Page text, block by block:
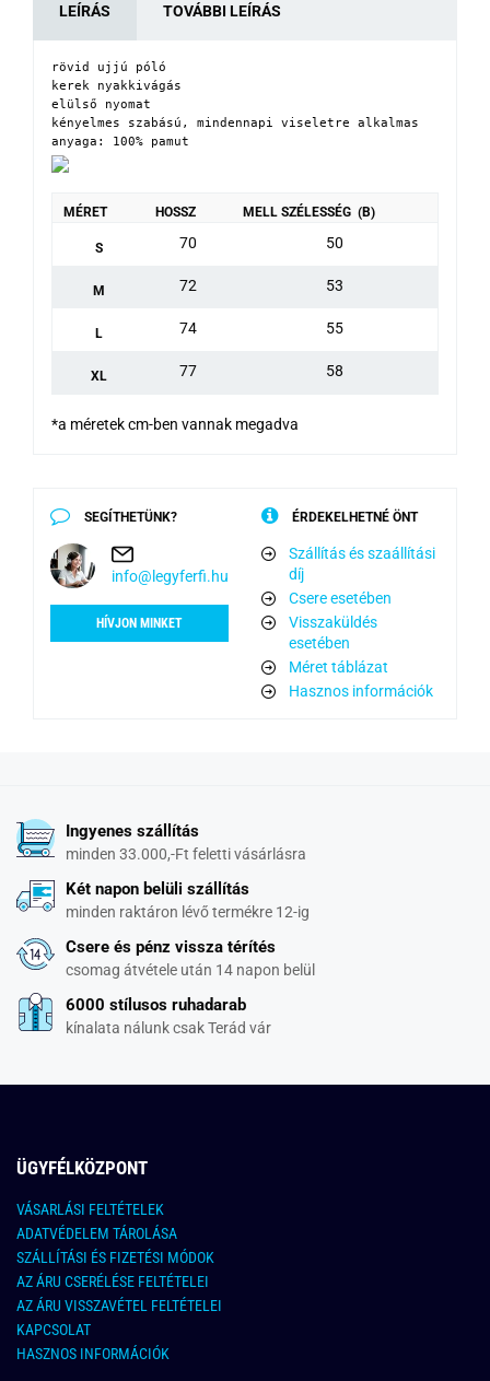
LEÍRÁS TOVÁBBI LEÍRÁS
rövid ujjú póló
kerek nyakkivágás
elülső nyomat
kényelmes szabású, mindennapi viseletre alkalmas
anyaga: 100% pamut
MÉRET HOSSZ MELL SZÉLESSÉG (B)
S 70 50
M 72 53
L 74 55
XL 77 58
*a méretek cm-ben vannak megadva
SEGÍTHETÜNK?
info@legyferfi.hu
HÍVJON MINKET
ÉRDEKELHETNÉ ÖNT
Szállítás és szaállítási
díj
Csere esetében
Visszaküldés
esetében
Méret táblázat
Hasznos információk
Ingyenes szállítás
minden 33.000,-Ft feletti vásárlásra
Két napon belüli szállítás
minden raktáron lévő termékre 12-ig
Csere és pénz vissza térítés
csomag átvétele után 14 napon belül
6000 stílusos ruhadarab
kínalata nálunk csak Terád vár
ÜGYFÉLKÖZPONT
VÁSARLÁSI FELTÉTELEK
ADATVÉDELEM TÁROLÁSA
SZÁLLÍTÁSI ÉS FIZETÉSI MÓDOK
AZ ÁRU CSERÉLÉSE FELTÉTELEI
AZ ÁRU VISSZAVÉTEL FELTÉTELEI
KAPCSOLAT
HASZNOS INFORMÁCIÓK